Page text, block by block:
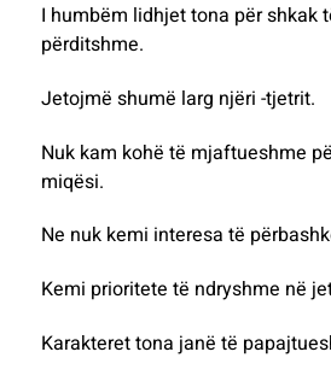
I humbëm lidhjet tona për shkak
përditshme.
Jetojmë shumë larg njëri -tjetrit.
Nuk kam kohë të mjaftueshme
miqësi.
Ne nuk kemi interesa të
Kemi prioritete të ndryshme në
Karakteret tona janë të